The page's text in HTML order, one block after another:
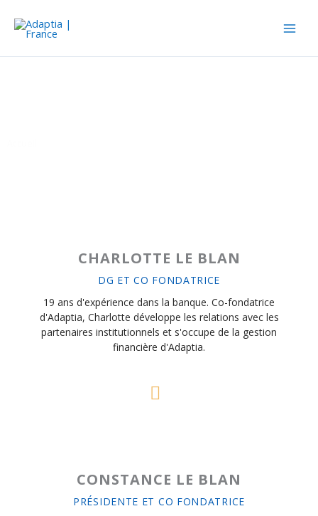
contenu
CHARLOTTE LE BLAN
DG ET CO FONDATRICE
19 ans d'expérience dans la banque. Co-fondatrice
d'Adaptia, Charlotte développe les relations avec les
partenaires institutionnels et s'occupe de la gestion
financière d'Adaptia.
CONSTANCE LE BLAN
PRÉSIDENTE ET CO FONDATRICE